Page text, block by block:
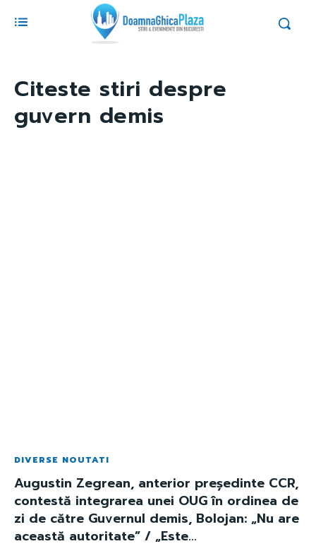
Citeste stiri despre
guvern demis
DIVERSE NOUTATI
Augustin Zegrean, anterior președinte CCR,
contestă integrarea unei OUG în ordinea de
zi de către Guvernul demis, Bolojan: „Nu are
această autoritate” / „Este...